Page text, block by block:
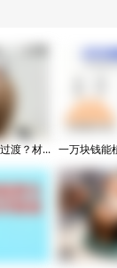
渡？材... 一万块钱能